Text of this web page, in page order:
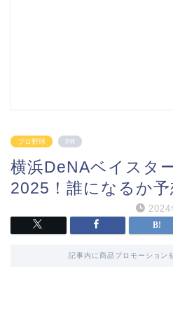
プロ野球 PR
横浜DeNAベイスタ
2025！誰になるか予
2024
記事内に商品プロモーション